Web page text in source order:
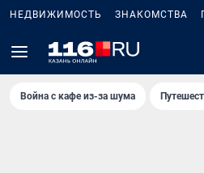
НЕДВИЖИМОСТЬ ЗНАКОМСТВА
Война с кафе из-за шума